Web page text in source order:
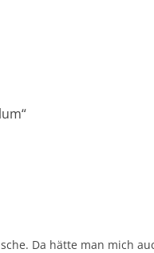
“
Da hätte man mich